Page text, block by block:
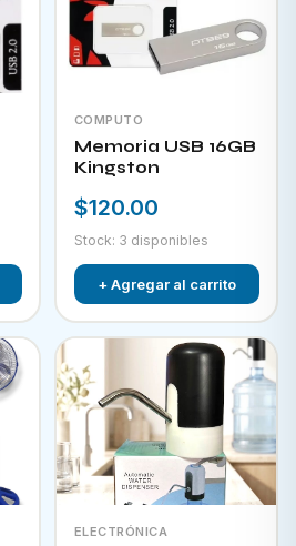
COMPUTO
Memoria USB 16GB
Kingston
$120.00
Stock: 3 disponibles
+ Agregar al carrito
ELECTRÓNICA